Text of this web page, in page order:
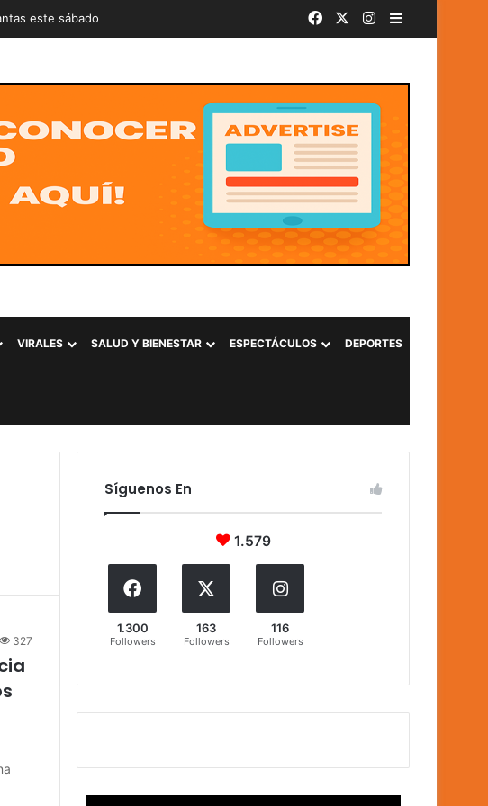
este sábado Facebook Instagram
VIRALES SALUD Y BIENESTAR ESPECTÁCULOS DEPORTES
327
Síguenos En
1.579
1.300
Followers
163
Followers
116
Followers